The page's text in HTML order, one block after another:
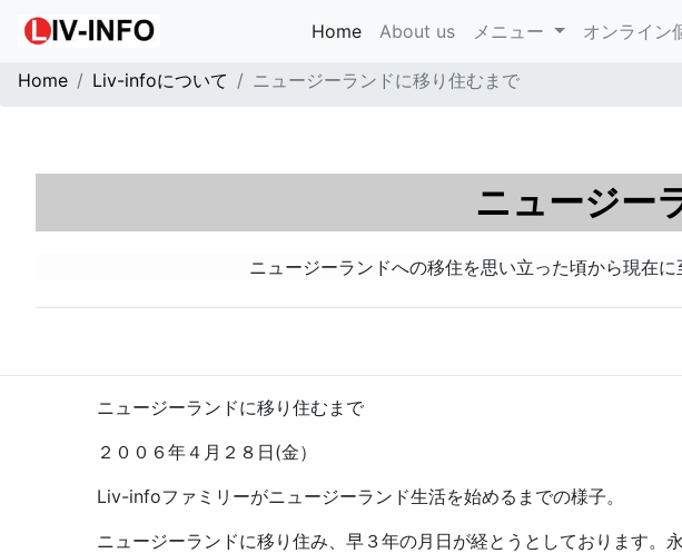
Home(current)
About us メニュー オンライン
Home Liv-infoについて ニュージーランドに移り住むまで
ニュージー
ニュージーランドへの移住を思い立った頃から現在
ニュージーランドに移り住むまで
２００６年４月２８日(金）
Liv-infoファミリーがニュージーランド生活を始めるまでの様子。
ニュージーランドに移り住み、早３年の月日が経とうとしております